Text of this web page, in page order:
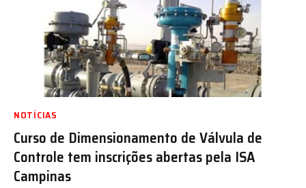
NOTÍCIAS
Curso de Dimensionamento de Válvula de
Controle tem inscrições abertas pela ISA
Campinas